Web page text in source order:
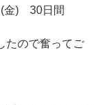
(金) 30日間
たので奮ってご